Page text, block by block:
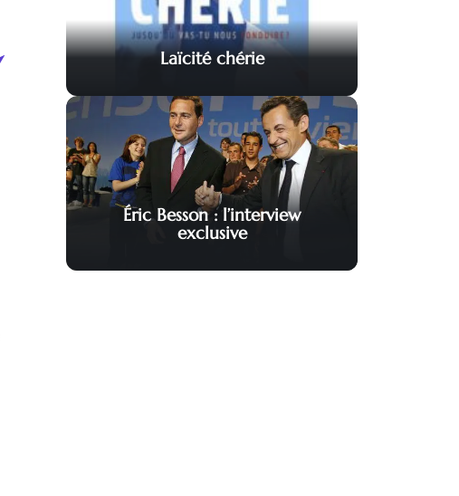
Laïcité chérie
Éric Besson : l’interview
exclusive